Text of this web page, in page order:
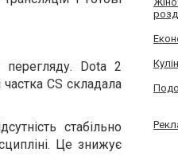
перегляду. Dota 2
CS складала
стабільно
Це знижує